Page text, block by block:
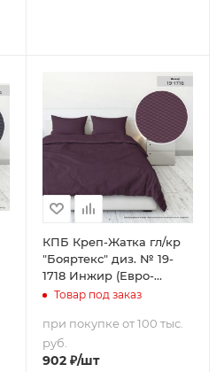
КПБ Креп-Жатка гл/кр
"Бояртекс" диз. № 19-
1718 Инжир (Евро-
стандарт)
Товар под заказ
при покупке от 100 тыс.
руб.
902₽/шт